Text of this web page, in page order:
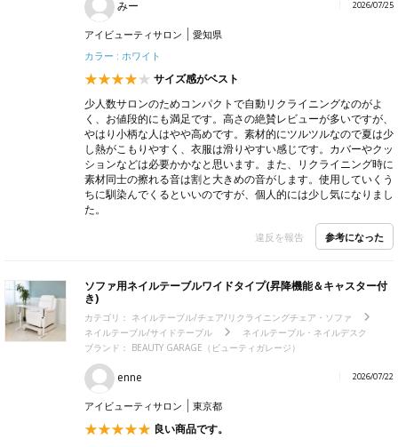
みー 2026/07/25
アイビューティサロン
愛知県
カラー : ホワイト
サイズ感がベスト
少人数サロンのためコンパクトで自動リクライニングなのがよ
く、お値段的にも満足です。高さの絶賛レビューが多いですが、
やはり小柄な人はやや高めです。素材的にツルツルなので夏は少
し熱がこもりやすく、衣服は滑りやすい感じです。カバーやクッ
ションなどは必要かかなと思います。また、リクライニング時に
素材同士の擦れる音は割と大きめの音がします。使用していくう
ちに馴染んでくるといいのですが、個人的には少し気になりまし
た。
違反を報告 参考になった
ソファ用ネイルテーブルワイドタイプ(昇降機能＆キャスター付
き)
カテゴリ： ネイルテーブル/チェア/リクライニングチェア・ソファ
ネイルテーブル/サイドテーブル
ネイルテーブル・ネイルデスク
ブランド： BEAUTY GARAGE（ビューティガレージ）
enne 2026/07/22
アイビューティサロン 東京都
良い商品です。